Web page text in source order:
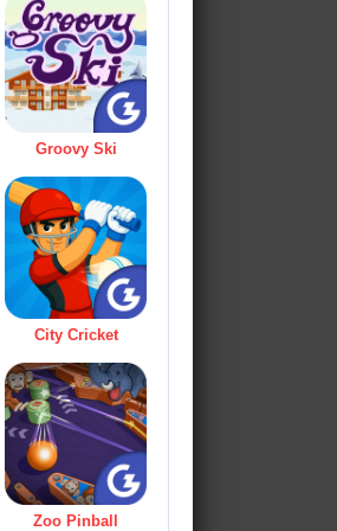
Groovy Ski
City Cricket
Zoo Pinball